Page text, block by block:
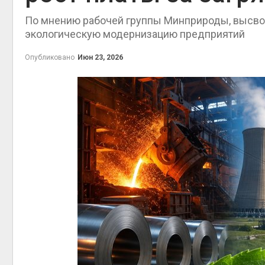
По мнению рабочей группы Минприроды,
экологическую модернизацию предприятий
Опубликовано Июн 23, 2026
Авг 7,
Авг 7,
Авг 7,